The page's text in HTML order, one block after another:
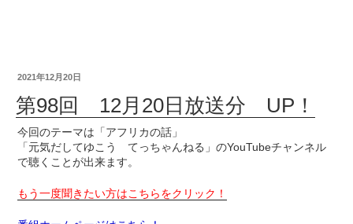
2021年12月20日
第98回 12月20日放送分 UP！
今回のテーマは「アフリカの話」
「元気だしてゆこう てっちゃんねる」のYouTubeチャンネル
で聴くことが出来ます。
もう一度聞きたい方はこちらをクリック！